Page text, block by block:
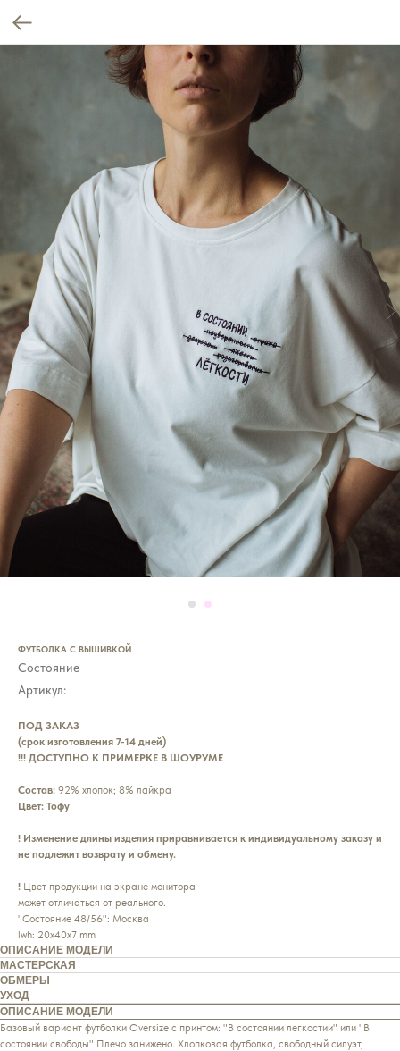
ФУТБОЛКА С ВЫШИВКОЙ
Состояние
Артикул:
ПОД ЗАКАЗ
(срок изготовления 7-14 дней)
!!! ДОСТУПНО К ПРИМЕРКЕ В ШОУРУМЕ
Состав: 92% хлопок; 8% лайкра
Цвет: Тофу
! Изменение длины изделия приравнивается к индивидуальному заказу и
не подлежит возврату и обмену.
! Цвет продукции на экране монитора
может отличаться от реального.
"Состояние 48/56": Москва
lwh: 20x40x7 mm
ОПИСАНИЕ МОДЕЛИ
МАСТЕРСКАЯ
ОБМЕРЫ
УХОД
ОПИСАНИЕ МОДЕЛИ
Базовый вариант футболки Oversize с принтом: "В состоянии легкостии" или "В
состоянии свободы" Плечо занижено. Хлопковая футболка, свободный силуэт,